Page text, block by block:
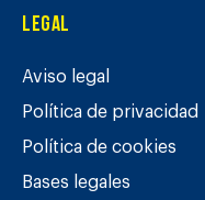
Legal
Aviso legal
Política de privacidad
Política de cookies
Bases legales